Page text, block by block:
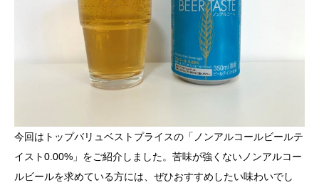
今回はトップバリュベストプライスの「ノンアルコールビールテ
イスト0.00%」をご紹介しました。苦味が強くないノンアルコー
ルビールを求めている方には、ぜひおすすめしたい味わいでし